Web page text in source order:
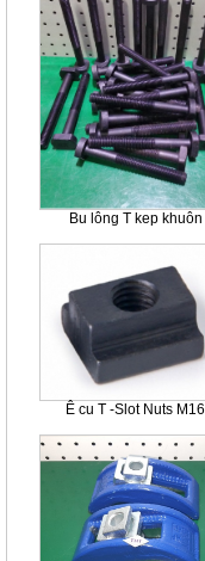
Bu lông T kep khuôn
Ê cu T -Slot Nuts M16